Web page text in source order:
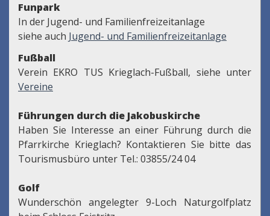
Funpark
In der Jugend- und Familienfreizeitanlage
siehe auch Jugend- und Familienfreizeitanlage
Fußball
Verein EKRO TUS Krieglach-Fußball, siehe unter
Vereine
Führungen durch die Jakobuskirche
Haben Sie Interesse an einer Führung durch die
Pfarrkirche Krieglach? Kontaktieren Sie bitte das
Tourismusbüro unter Tel.: 03855/24 04
Golf
Wunderschön angelegter 9-Loch Naturgolfplatz